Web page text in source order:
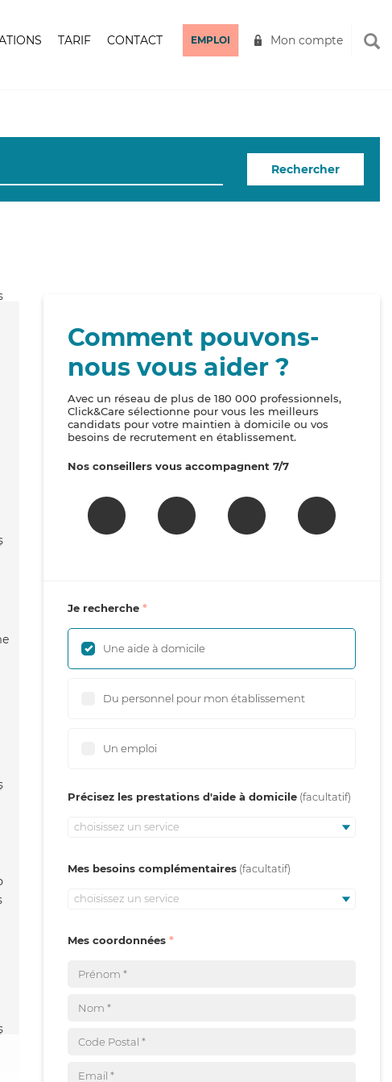
TARIF CONTACT EMPLOI Mon compte
Rechercher
Comment pouvons-
nous vous aider ?
Avec un réseau de plus de 180 000 professionnels,
Click&Care sélectionne pour vous les meilleurs
candidats pour votre maintien à domicile ou vos
besoins de recrutement en établissement.
Nos conseillers vous accompagnent 7/7
Je recherche
Une aide à domicile
Du personnel pour mon établissement
Un emploi
Précisez les prestations d'aide à domicile
choisissez un service
Mes besoins complémentaires
choisissez un service
Mes coordonnées